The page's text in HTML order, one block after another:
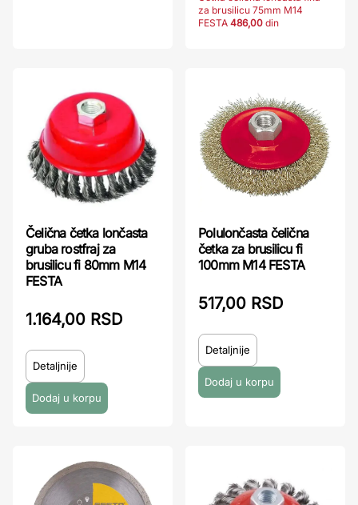
za brusilicu 75mm M14
FESTA 486,00 din
Čelična četka lončasta
gruba rostfraj za
brusilicu fi 80mm M14
FESTA
1.164,00 RSD
Detaljnije
Polulončasta čelična
četka za brusilicu fi
100mm M14 FESTA
517,00 RSD
Detaljnije